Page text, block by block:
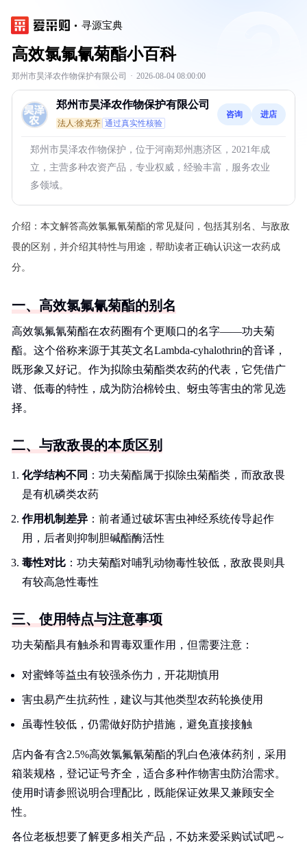
寻源宝典
高效氯氟氰菊酯小百科
郑州市昊泽农作物保护有限公司 · 2026-08-04 08:00:00
郑州市昊泽农作物保护有限公司
法人:徐克齐 通过真实性核验
咨询 进店
郑州市昊泽农作物保护，位于河南郑州惠济区，2021年成
立，主营多种农资产品，专业权威，经验丰富，服务农业
多领域。
介绍： 本文解答高效氯氟氰菊酯的常见疑问，包括其别名、与敌敌
畏的区别，并介绍其特性与用途，帮助读者正确认识这一农药成
分。
一、高效氯氟氰菊酯的别名
高效氯氟氰菊酯在农药圈有个更顺口的名字——功夫菊
酯。这个俗称来源于其英文名Lambda-cyhalothrin的音译，
既形象又好记。作为拟除虫菊酯类农药的代表，它凭借广
谱、低毒的特性，成为防治棉铃虫、蚜虫等害虫的常见选
择。
二、与敌敌畏的本质区别
化学结构不同 ：功夫菊酯属于拟除虫菊酯类，而敌敌畏
是有机磷类农药
作用机制差异 ：前者通过破坏害虫神经系统传导起作
用，后者则抑制胆碱酯酶活性
毒性对比 ：功夫菊酯对哺乳动物毒性较低，敌敌畏则具
有较高急性毒性
三、使用特点与注意事项
功夫菊酯具有触杀和胃毒双重作用，但需要注意：
对蜜蜂等益虫有较强杀伤力，开花期慎用
害虫易产生抗药性，建议与其他类型农药轮换使用
虽毒性较低，仍需做好防护措施，避免直接接触
店内备有含2.5%高效氯氟氰菊酯的乳白色液体药剂，采用
箱装规格，登记证号齐全，适合多种作物害虫防治需求。
使用时请参照说明合理配比，既能保证效果又兼顾安全
性。
各位老板想要了解更多相关产品，不妨来爱采购试试吧～